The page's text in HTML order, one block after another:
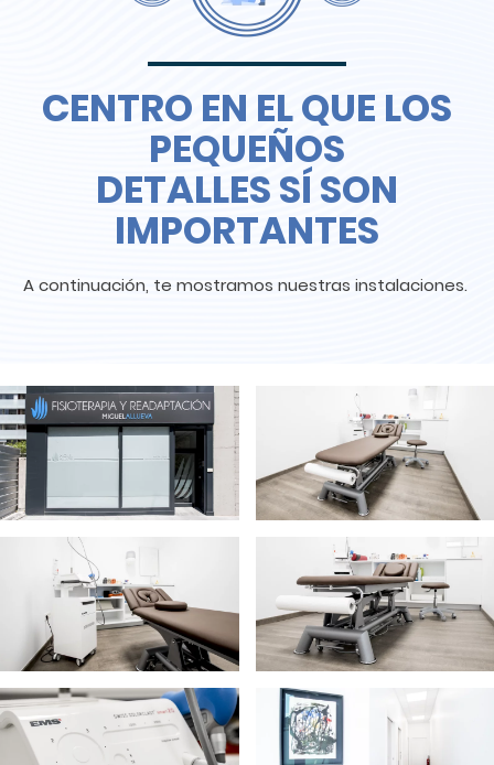
CENTRO EN EL QUE LOS
PEQUEÑOS
DETALLES SÍ SON
IMPORTANTES
A continuación, te mostramos nuestras instalaciones.